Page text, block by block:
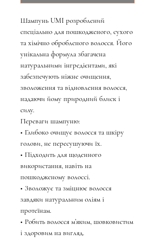
Шампунь UMI розроблений
спеціально для пошкодженого, сухого
та хімічно обробленого волосся. Його
унікальна формула збагачена
натуральними інгредієнтами, які
забезпечують ніжне очищення,
зволоження та відновлення волосся,
надаючи йому природний блиск і
силу.
Переваги шампуню:
• Глибоко очищує волосся та шкіру
голови, не пересушуючи їх.
• Підходить для щоденного
використання, навіть на
пошкодженому волоссі.
• Зволожує та зміцнює волосся
завдяки натуральним оліям і
протеїнам.
• Робить волосся м’яким, шовковистим
і здоровим на вигляд.